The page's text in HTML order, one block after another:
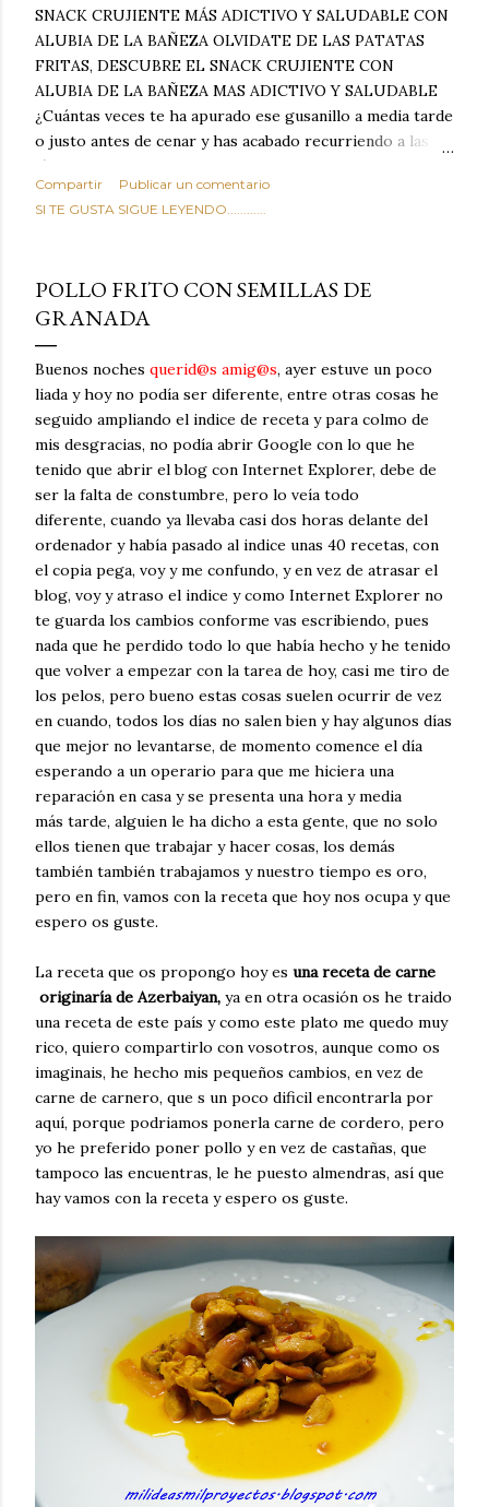
SNACK CRUJIENTE MÁS ADICTIVO Y SALUDABLE CON
ALUBIA DE LA BAÑEZA OLVIDATE DE LAS PATATAS
FRITAS, DESCUBRE EL SNACK CRUJIENTE CON
ALUBIA DE LA BAÑEZA MAS ADICTIVO Y SALUDABLE
¿Cuántas veces te ha apurado ese gusanillo a media tarde
o justo antes de cenar y has acabado recurriendo a las
típicas patatas de bolsa, frutos secos fritos o snacks
ultraprocesados llenos de grasas saturadas y sodio?
Todos hemos estado ahí. Sin embargo, cuidarse no tiene
satisface. Estas alubias crujientes al horno van a cambiar
por completo tu forma de ver las legumbres. Olvídate de
asociar las alubias únicamente a los guisos tradicionales y
copiosos de invierno. Con esta receta simple pero
revolucionaria, transformaremos un ingrediente tan
humilde como la alubia de La Bañeza en un snack ligero,
dorado, cargado de proteína y 100% natural. Es el
sustituto perfecto a los frutos se...
Compartir
Publicar un comentario
SI TE GUSTA SIGUE LEYENDO............
POLLO FRITO CON SEMILLAS DE
GRANADA
Buenos noches querid@s amig@s, ayer estuve un poco
liada y hoy no podía ser diferente, entre otras cosas he
seguido ampliando el indice de receta y para colmo de
mis desgracias, no podía abrir Google con lo que he
tenido que abrir el blog con Internet Explorer, debe de
ser la falta de constumbre, pero lo veía todo
diferente, cuando ya llevaba casi dos horas delante del
ordenador y había pasado al indice unas 40 recetas, con
el copia pega, voy y me confundo, y en vez de atrasar el
blog, voy y atraso el indice y como Internet Explorer no
te guarda los cambios conforme vas escribiendo, pues
nada que he perdido todo lo que había hecho y he tenido
que volver a empezar con la tarea de hoy, casi me tiro de
los pelos, pero bueno estas cosas suelen ocurrir de vez
en cuando, todos los días no salen bien y hay algunos días
que mejor no levantarse, de momento comence el día
esperando a un operario para que me hiciera una
reparación en casa y se presenta una hora y media
más tarde, alguien le ha dicho a esta gente, que no solo
ellos tienen que trabajar y hacer cosas, los demás
también también trabajamos y nuestro tiempo es oro,
pero en fin, vamos con la receta que hoy nos ocupa y que
espero os guste.
La receta que os propongo hoy es una receta de carne
originaría de Azerbaiyan, ya en otra ocasión os he traido
una receta de este país y como este plato me quedo muy
rico, quiero compartirlo con vosotros, aunque como os
imaginais, he hecho mis pequeños cambios, en vez de
carne de carnero, que s un poco dificil encontrarla por
aquí, porque podriamos ponerla carne de cordero, pero
yo he preferido poner pollo y en vez de castañas, que
tampoco las encuentras, le he puesto almendras, así que
hay vamos con la receta y espero os guste.